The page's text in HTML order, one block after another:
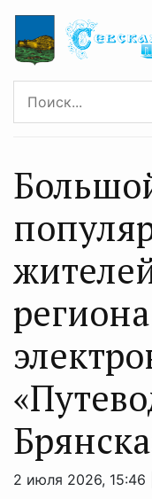
2 июля 2026, 15:46 |